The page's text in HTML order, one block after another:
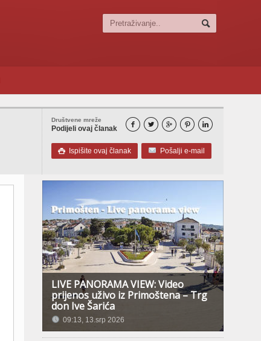
Društvene mreže
Podijeli ovaj članak     
 Ispišite ovaj članak Pošalji e-mail
LIVE PANORAMA VIEW: Video
prijenos uživo iz Primoštena – Trg
don Ive Šarića
09:13, 13.srp 2026